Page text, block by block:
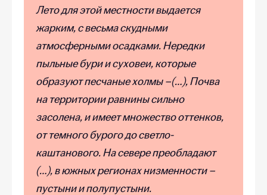
Лето для этой местности выдается
жарким, с весьма скудными
атмосферными осадками. Нередки
пыльные бури и суховеи, которые
образуют песчаные холмы –(…), Почва
на территории равнины сильно
засолена, и имеет множество оттенков,
от темного бурого до светло-
каштанового. На севере преобладают
(…), в южных регионах низменности –
пустыни и полупустыни.